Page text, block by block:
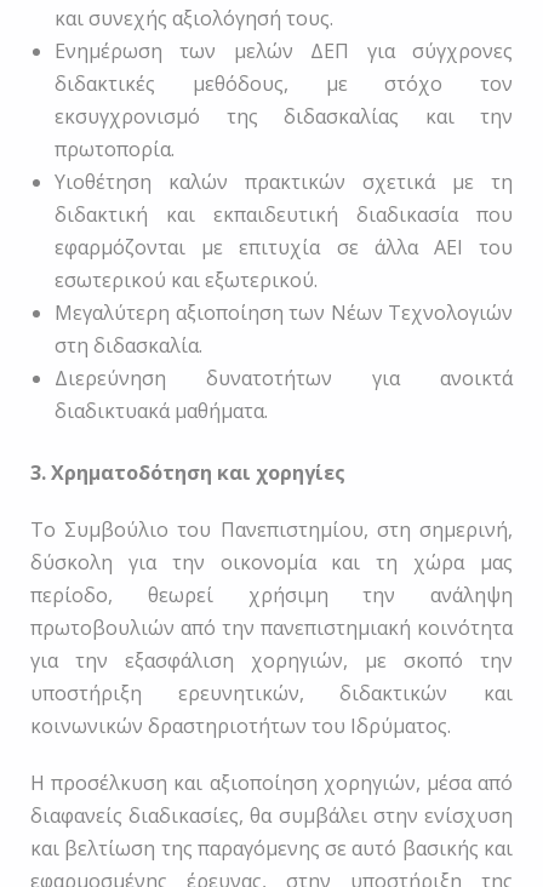
και συνεχής αξιολόγησή τους.
Ενημέρωση των μελών ΔΕΠ για σύγχρονες
διδακτικές μεθόδους, με στόχο τον
εκσυγχρονισμό της διδασκαλίας και την
πρωτοπορία.
Υιοθέτηση καλών πρακτικών σχετικά με τη
διδακτική και εκπαιδευτική διαδικασία που
εφαρμόζονται με επιτυχία σε άλλα ΑΕΙ του
εσωτερικού και εξωτερικού.
Μεγαλύτερη αξιοποίηση των Νέων Τεχνολογιών
στη διδασκαλία.
Διερεύνηση δυνατοτήτων για ανοικτά
διαδικτυακά μαθήματα.
3. Χρηματοδότηση και χορηγίες
Το Συμβούλιο του Πανεπιστημίου, στη σημερινή,
δύσκολη για την οικονομία και τη χώρα μας
περίοδο, θεωρεί χρήσιμη την ανάληψη
πρωτοβουλιών από την πανεπιστημιακή κοινότητα
για την εξασφάλιση χορηγιών, με σκοπό την
υποστήριξη ερευνητικών, διδακτικών και
κοινωνικών δραστηριοτήτων του Ιδρύματος.
Η προσέλκυση και αξιοποίηση χορηγιών, μέσα από
διαφανείς διαδικασίες, θα συμβάλει στην ενίσχυση
και βελτίωση της παραγόμενης σε αυτό βασικής και
εφαρμοσμένης έρευνας, στην υποστήριξη της